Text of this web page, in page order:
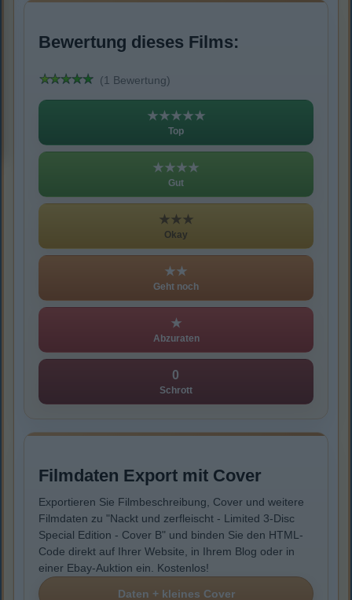
Bewertung dieses Films:
(1 Bewertung)
★★★★★
Top
★★★★
Gut
★★★
Okay
★★
Geht noch
★
Abzuraten
0
Schrott
Filmdaten Export mit Cover
Exportieren Sie Filmbeschreibung, Cover und weitere
Filmdaten zu "Nackt und zerfleischt - Limited 3-Disc
Special Edition - Cover B" und binden Sie den HTML-
Code direkt auf Ihrer Website, in Ihrem Blog oder in
einer Ebay-Auktion ein. Kostenlos!